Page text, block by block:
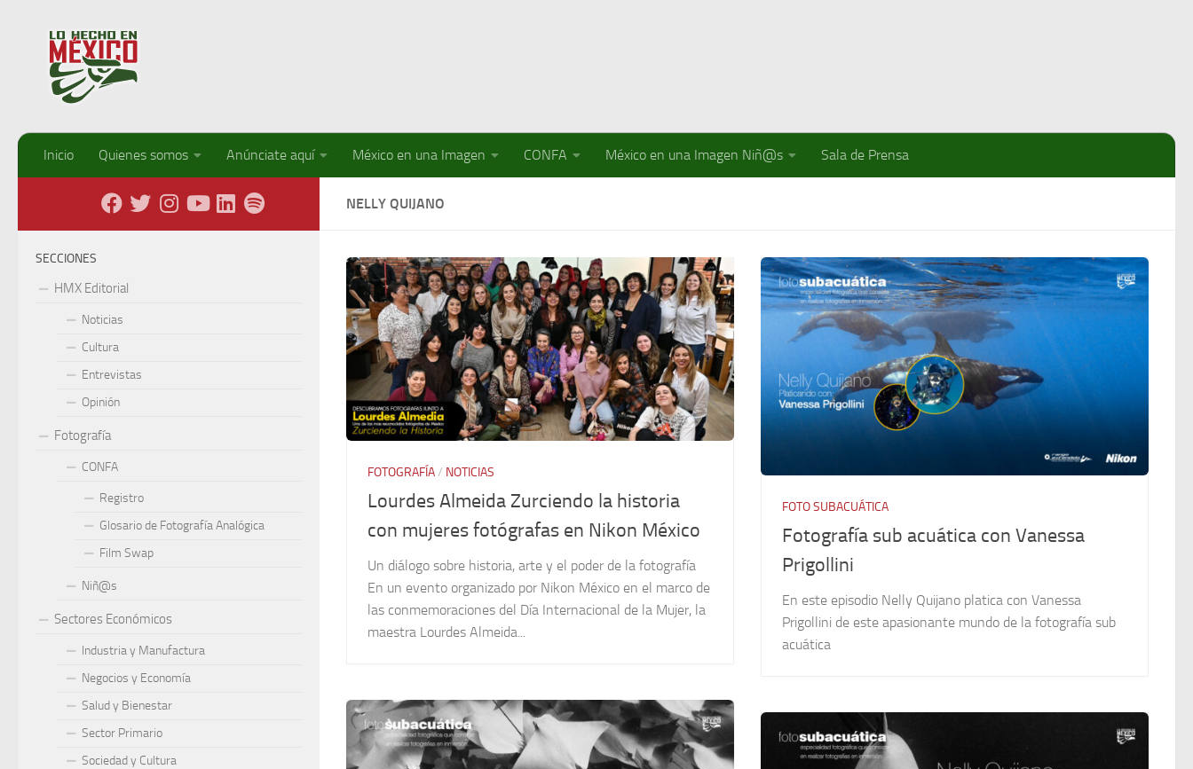
Inicio Quienes somos Anúnciate aquí México en una Imagen CONFA México en una Imagen Niñ@s Sala de Prensa
NELLY QUIJANO
FOTOGRAFÍA/ NOTICIAS
Lourdes Almeida Zurciendo la historia
con mujeres fotógrafas en Nikon México
Un diálogo sobre historia, arte y el poder de la fotografía
En un evento organizado por Nikon México en el marco de
las conmemoraciones del Día Internacional de la Mujer, la
maestra Lourdes Almeida...
FOTO SUBACUÁTICA
Fotografía sub acuática con Vanessa
Prigollini
En este episodio Nelly Quijano platica con Vanessa
Prigollini de este apasionante mundo de la fotografía sub
acuática
SECCIONES
HMX Editorial
Noticias
Cultura
Entrevistas
Opinión
Fotografía
CONFA
Registro
Glosario de Fotografía Analógica
Film Swap
Niñ@s
Sectores Económicos
Industria y Manufactura
Negocios y Economía
Salud y Bienestar
Sector Primario
Sociedad y Cultura